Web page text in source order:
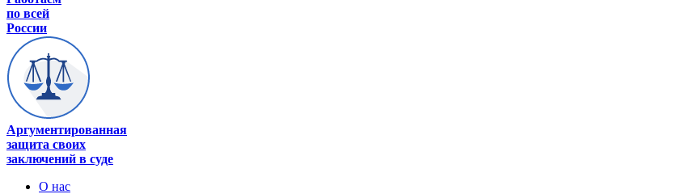
по всей
России
Аргументированная
защита своих
заключений в суде
О нас